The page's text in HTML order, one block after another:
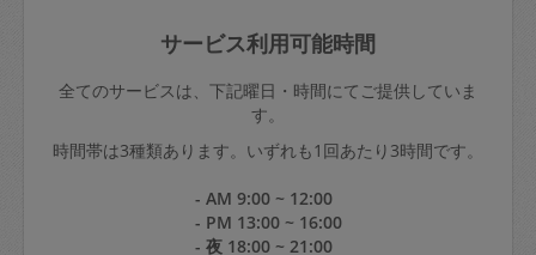
サービス利用可能時間
全てのサービスは、下記曜日・時間にてご提供していま
す。
時間帯は3種類あります。いずれも1回あたり3時間です。
- AM 9:00 ~ 12:00
- PM 13:00 ~ 16:00
- 夜 18:00 ~ 21:00